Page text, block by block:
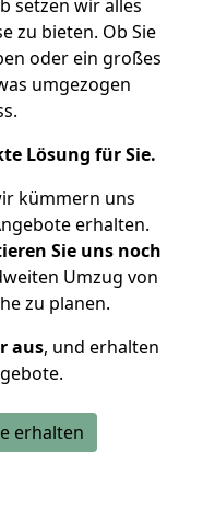
setzen wir alles
zu bieten. Ob Sie
oder ein großes
umgezogen
Lösung für Sie.
kümmern uns
erhalten.
Sie uns noch
Umzug von
zu planen.
aus, und erhalten
erhalten